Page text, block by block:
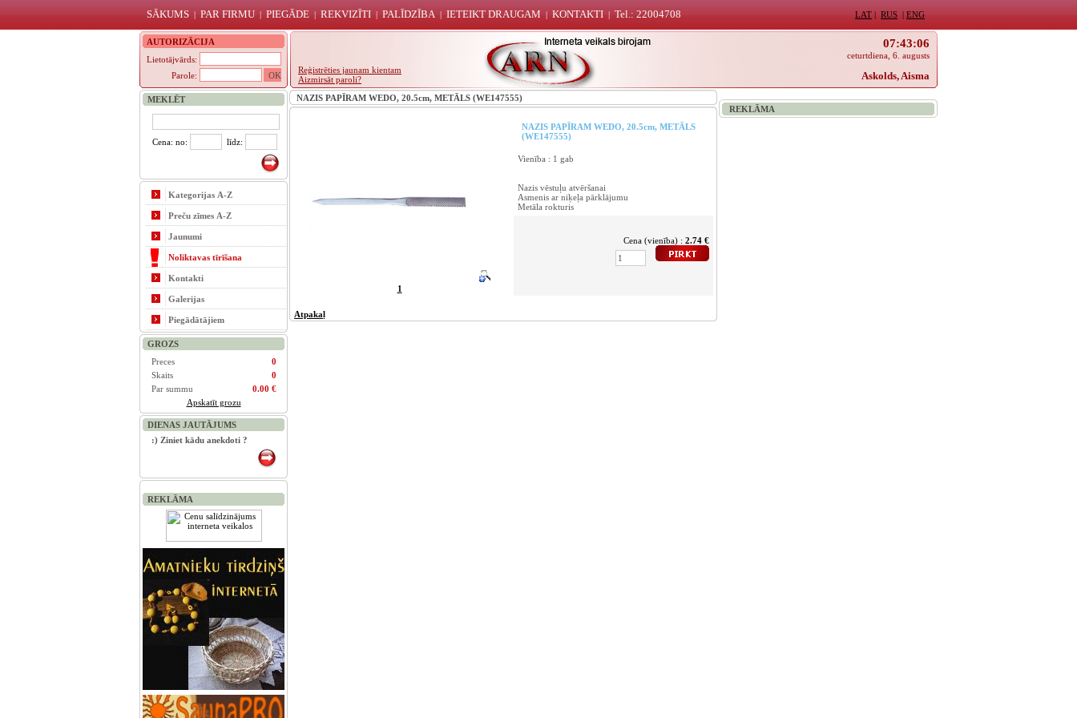
SĀKUMS | PAR FIRMU| PIEGĀDE | REKVIZĪTI | PALĪDZĪBA | IETEIKT DRAUGAM | KONTAKTI | Tel.: 22004708 LAT | RUS | ENG
AUTORIZĀCIJA
Lietotājvārds:
Parole:
Reģistrēties jaunam kientam
Aizmirsāt paroli?
07:43:06
ceturtdiena, 6. augusts
Askolds, Aisma
MEKLĒT
Cena: no: līdz:
Kategorijas A-Z
Preču zīmes A-Z
Jaunumi
Noliktavas tīrīšana
Kontakti
Galerijas
Piegādātājiem
GROZS
Preces
0
Skaits
0
Par summu
0.00 €
Apskatīt grozu
DIENAS JAUTĀJUMS
:) Ziniet kādu anekdoti ?
REKLĀMA
NAZIS PAPĪRAM WEDO, 20.5cm, METĀLS (WE147555)
1
NAZIS PAPĪRAM WEDO, 20.5cm, METĀLS
(WE147555)
Vienība : 1 gab
Nazis vēstuļu atvēršanai
Asmenis ar niķeļa pārklājumu
Metāla rokturis
Cena (vienība) : 2.74 €
Atpakaļ
REKLĀMA